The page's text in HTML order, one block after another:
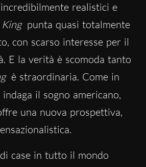
realistici e
punta quasi totalmente
con scarso interesse per il
E la verità è scomoda tanto
è straordinaria. Come in
indaga il sogno americano,
una nuova prospettiva,
case in tutto il mondo